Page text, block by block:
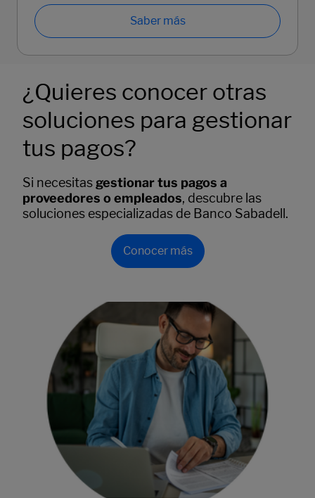
Saber más
¿Quieres conocer otras
soluciones para gestionar
tus pagos?
Si necesitas gestionar tus pagos a
proveedores o empleados, descubre las
soluciones especializadas de Banco Sabadell.
Conocer más